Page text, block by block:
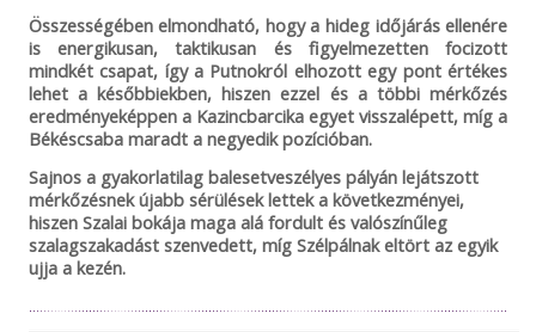
Összességében elmondható, hogy a hideg időjárás ellenére
is energikusan, taktikusan és figyelmezetten focizott
mindkét csapat, így a Putnokról elhozott egy pont értékes
lehet a későbbiekben, hiszen ezzel és a többi mérkőzés
eredményeképpen a Kazincbarcika egyet visszalépett, míg a
Békéscsaba maradt a negyedik pozícióban.
Sajnos a gyakorlatilag balesetveszélyes pályán lejátszott
mérkőzésnek újabb sérülések lettek a következményei,
hiszen Szalai bokája maga alá fordult és valószínűleg
szalagszakadást szenvedett, míg Szélpálnak eltört az egyik
ujja a kezén.